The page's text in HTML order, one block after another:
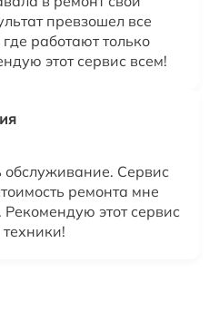
превзошел все
работают только
этот сервис всем!
Сервис
ремонта мне
этот сервис